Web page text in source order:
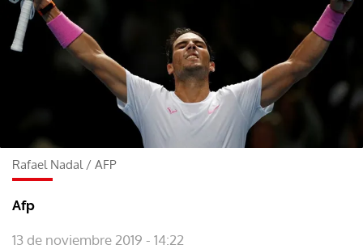
Rafael Nadal / AFP
Afp
13 de noviembre 2019 - 14:22